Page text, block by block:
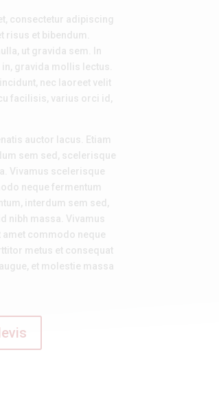
consectetur adipiscing
risus et bibendum.
ut gravida sem. In
gravida mollis lectus.
nec laoreet velit
facilisis, varius orci id,
auctor lacus. Etiam
sem sed, scelerisque
Vivamus scelerisque
neque fermentum
interdum sem sed,
nibh massa. Vivamus
commodo neque
metus et consequat
et molestie massa